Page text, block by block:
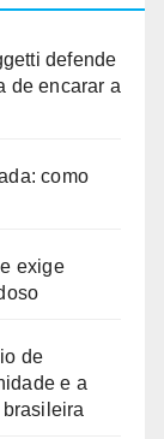
defende
de encarar a
como
exige
de
e a